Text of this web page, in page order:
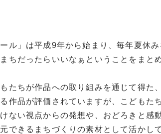
ル」は平成9年から始まり、毎年夏休
ちだったらいいなぁということをまと
たちが作品への取り組みを通じて得た
作品が評価されていますが、こどもた
ない視点からの発想や、おどろきと感
できるまちづくりの素材として活かし